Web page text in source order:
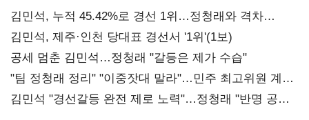
김민석, 누적 45.42%로 경선 1위…정청래와 격차
0.86%p(2보)
김민석, 제주·인천 당대표 경선서 '1위'(1보)
공세 멈춘 김민석…정청래 "갈등은 제가 수습"
"팀 정청래 정리" "이중잣대 말라"…민주 최고위원 계파
다툼 격화
김민석 "경선갈등 완전 제로 노력"…정청래 "반명 공세